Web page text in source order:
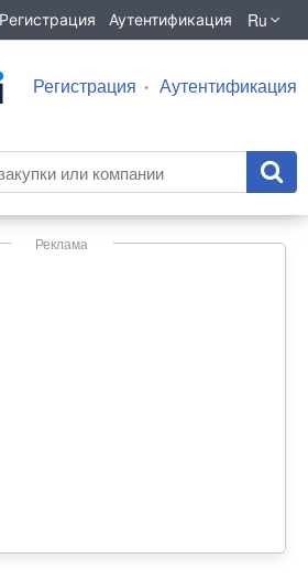
Регистрация Аутентификация Ru
Регистрация Аутентификация
Реклама